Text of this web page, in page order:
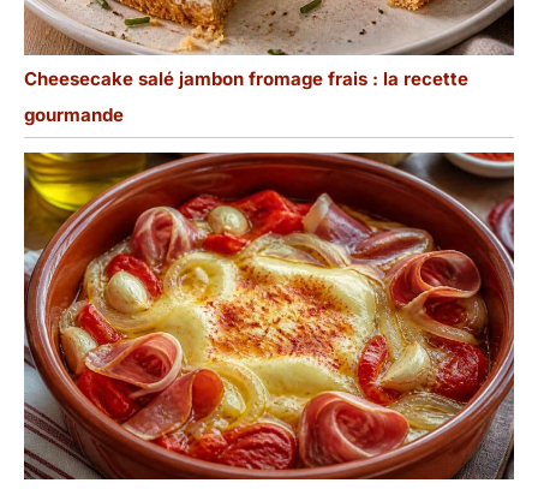
Cheesecake salé jambon fromage frais : la recette
gourmande